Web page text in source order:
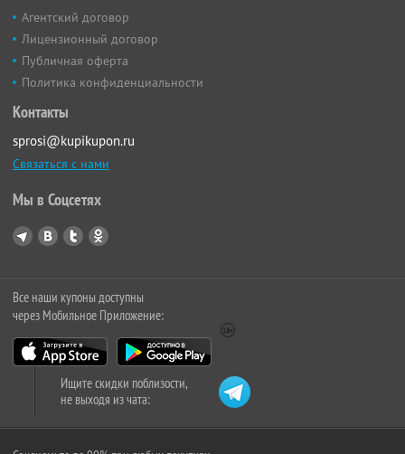
Агентский договор
Лицензионный договор
Публичная оферта
Политика конфиденциальности
Контакты
sprosi@kupikupon.ru
Связаться с нами
Мы в Соцсетях
Все наши купоны доступны
через Мобильное Приложение:
Ищите скидки поблизости,
не выходя из чата: